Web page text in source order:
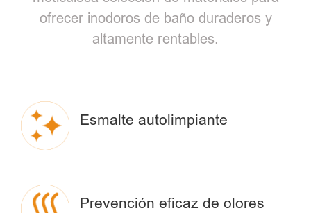
ofrecer inodoros de baño duraderos y
altamente rentables.
Esmalte autolimpiante
Prevención eficaz de olores